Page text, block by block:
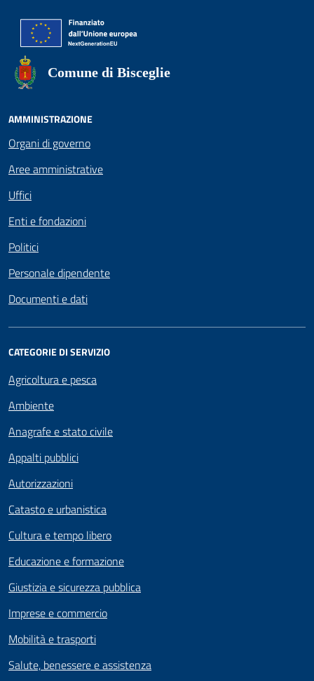
Comune di Bisceglie
AMMINISTRAZIONE
Organi di governo
Aree amministrative
Uffici
Enti e fondazioni
Politici
Personale dipendente
Documenti e dati
CATEGORIE DI SERVIZIO
Agricoltura e pesca
Ambiente
Anagrafe e stato civile
Appalti pubblici
Autorizzazioni
Catasto e urbanistica
Cultura e tempo libero
Educazione e formazione
Giustizia e sicurezza pubblica
Imprese e commercio
Mobilità e trasporti
Salute, benessere e assistenza